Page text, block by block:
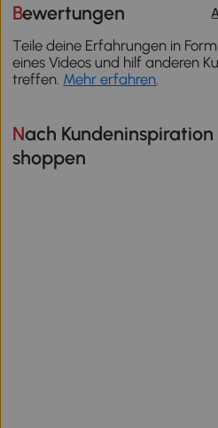
Bewertungen
Teile deine Erfahrungen in
eines Videos und hilf anderen
treffen. Mehr erfahren.
Nach Kundeninspiration
shoppen